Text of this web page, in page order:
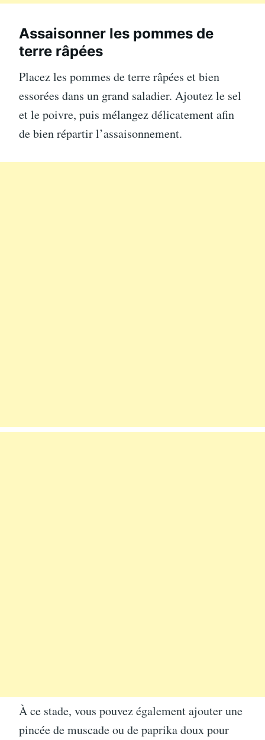
Assaisonner les pommes de
terre râpées
Placez les pommes de terre râpées et bien
essorées dans un grand saladier. Ajoutez le sel
et le poivre, puis mélangez délicatement afin
de bien répartir l’assaisonnement.
À ce stade, vous pouvez également ajouter une
pincée de muscade ou de paprika doux pour